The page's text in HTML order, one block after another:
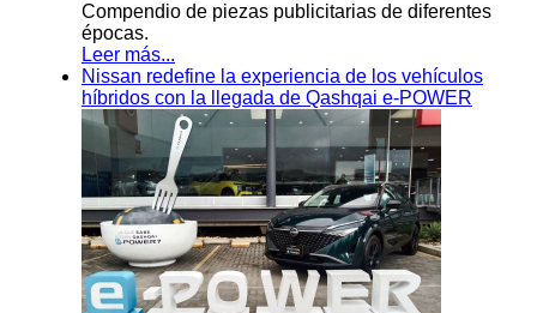
Compendio de piezas publicitarias de diferentes
épocas.
Leer más...
Nissan redefine la experiencia de los vehículos
híbridos con la llegada de Qashqai e-POWER